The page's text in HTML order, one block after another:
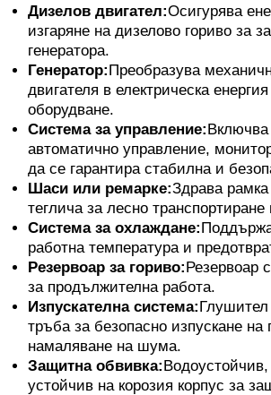
Дизелов двигател:Осигурява
изгаряне на дизелово гориво за
генератора.
Генератор:Преобразува
двигателя в електрическа
оборудване.
Система за управление:Включва
автоматично управление,
да се гарантира стабилна и
Шаси или ремарке:Здрава
теглича за лесно
Система за охлаждане:
работна температура и
Резервоар за гориво:Резервоар
за продължителна работа.
Изпускателна система:Глушител
тръба за безопасно изпускане на
намаляване на шума.
Защитна обвивка:
устойчив на корозия корпус за